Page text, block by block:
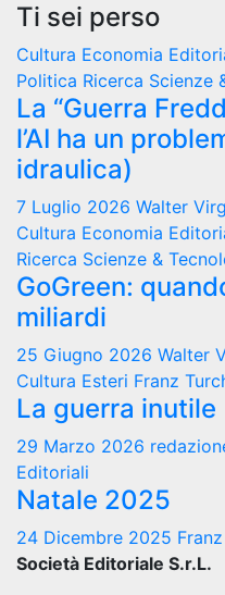
Ti sei perso
Cultura Economia
Politica Ricerca Scienze
La “Guerra
l’AI ha un
idraulica)
7 Luglio 2026 Walter
Cultura Economia
Ricerca Scienze &
GoGreen:
miliardi
25 Giugno 2026 Walter
Cultura Esteri Franz
La guerra inutile
29 Marzo 2026
Editoriali
Natale 2025
24 Dicembre 2025
Società Editoriale S.r.L.